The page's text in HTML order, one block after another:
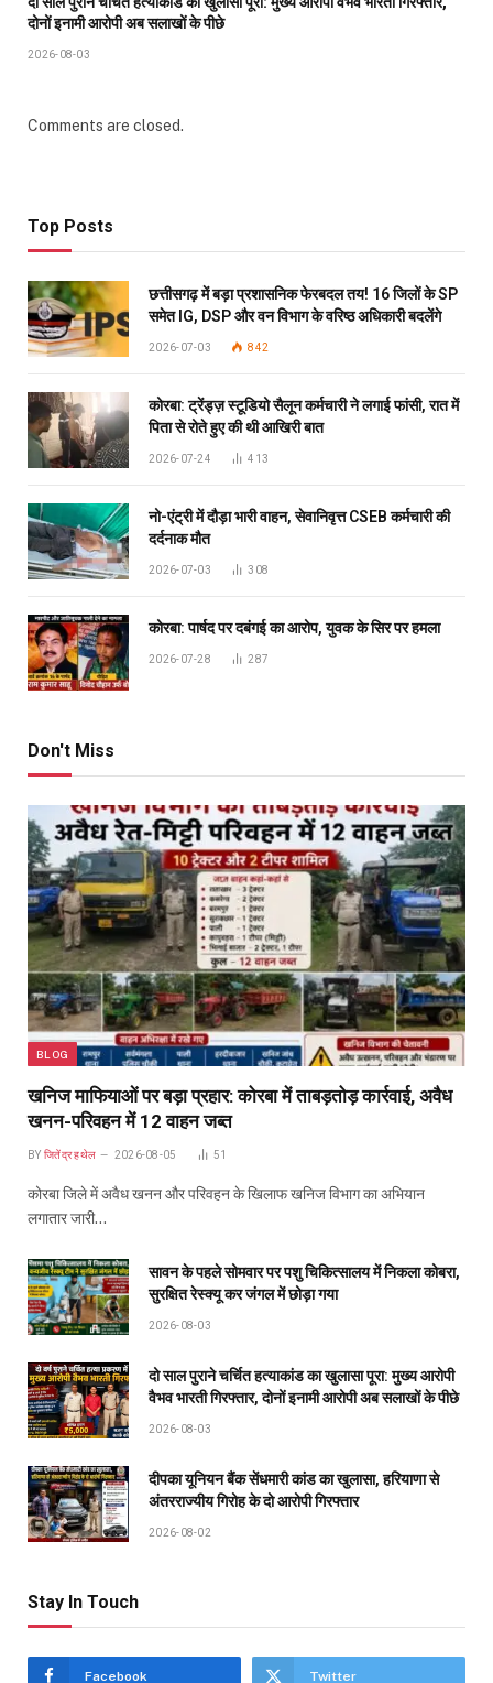
दोनों इनामी आरोपी अब सलाखों के पीछे
2026-08-03
Comments are closed.
Top Posts
छत्तीसगढ़ में बड़ा प्रशासनिक फेरबदल तय! 16 जिलों के SP
समेत IG, DSP और वन विभाग के वरिष्ठ अधिकारी बदलेंगे
2026-07-03 842
कोरबा: ट्रेंड्ज़ स्टूडियो सैलून कर्मचारी ने लगाई फांसी, रात में
पिता से रोते हुए की थी आखिरी बात
2026-07-24 413
नो-एंट्री में दौड़ा भारी वाहन, सेवानिवृत्त CSEB कर्मचारी की
दर्दनाक मौत
2026-07-03 308
कोरबा: पार्षद पर दबंगई का आरोप, युवक के सिर पर हमला
2026-07-28 287
Don't Miss
BLOG
खनिज माफियाओं पर बड़ा प्रहार: कोरबा में ताबड़तोड़ कार्रवाई, अवैध
खनन-परिवहन में 12 वाहन जब्त
BY जितेंद्र हथेल 2026-08-05 51
कोरबा जिले में अवैध खनन और परिवहन के खिलाफ खनिज विभाग का अभियान
लगातार जारी…
सावन के पहले सोमवार पर पशु चिकित्सालय में निकला कोबरा,
सुरक्षित रेस्क्यू कर जंगल में छोड़ा गया
2026-08-03
दो साल पुराने चर्चित हत्याकांड का खुलासा पूरा: मुख्य आरोपी
वैभव भारती गिरफ्तार, दोनों इनामी आरोपी अब सलाखों के पीछे
2026-08-03
दीपका यूनियन बैंक सेंधमारी कांड का खुलासा, हरियाणा से
अंतरराज्यीय गिरोह के दो आरोपी गिरफ्तार
2026-08-02
Stay In Touch
Facebook Twitter